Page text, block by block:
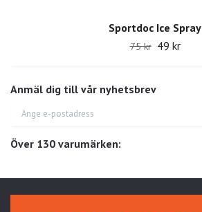
Anmäl dig till vår nyhetsbrev
Över 130 varumärken:
Sportdoc Ice Spray
75 kr 49 kr